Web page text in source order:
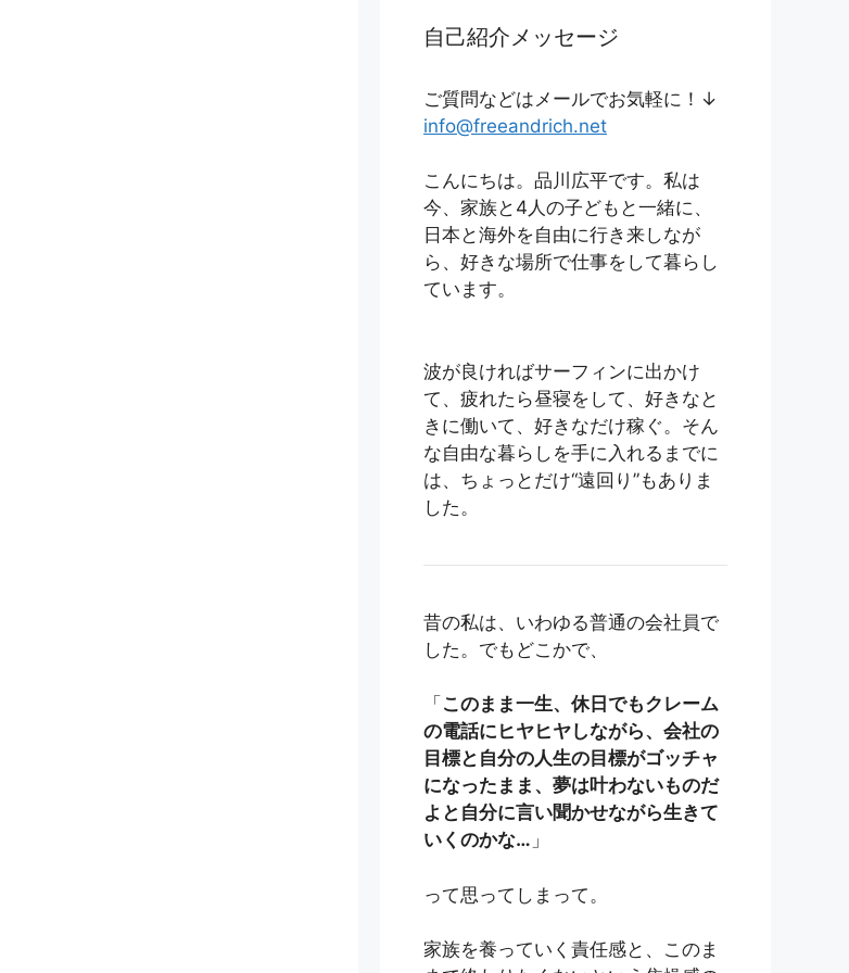
自己紹介メッセージ
ご質問などはメールでお気軽に！↓
info@freeandrich.net
こんにちは。品川広平です。私は
今、家族と4人の子どもと一緒に、
日本と海外を自由に行き来しなが
ら、好きな場所で仕事をして暮らし
ています。
波が良ければサーフィンに出かけ
て、疲れたら昼寝をして、好きなと
きに働いて、好きなだけ稼ぐ。そん
な自由な暮らしを手に入れるまでに
は、ちょっとだけ“遠回り”もありま
した。
昔の私は、いわゆる普通の会社員で
した。でもどこかで、
「 このまま一生、休日でもクレーム
の電話にヒヤヒヤしながら、会社の
目標と自分の人生の目標がゴッチャ
になったまま、夢は叶わないものだ
よと自分に言い聞かせながら生きて
いくのかな… 」
って思ってしまって。
家族を養っていく責任感と、このま